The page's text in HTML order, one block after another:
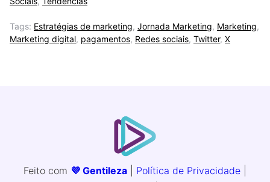
Tags: Estratégias de marketing, Jornada Marketing, Marketing,
Marketing digital, pagamentos, Redes sociais, Twitter, X
Feito com 💜 Gentileza Política de Privacidade